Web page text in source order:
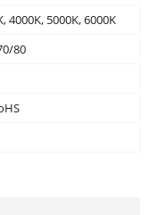
4000K, 5000K, 6000K
80